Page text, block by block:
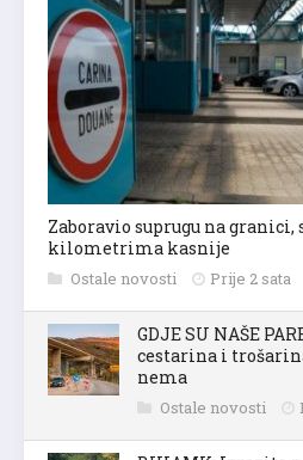
Zaboravio suprugu na granici,
kilometrima kasnije
Ostale novosti Prije 2 sata
GDJE SU NAŠE
cestarina i
nema
Ostale novosti